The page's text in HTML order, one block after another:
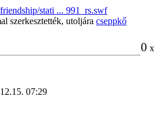
stati ... 991_rs.swf
szerkesztették, utoljára cseppkő
0 x
07:29